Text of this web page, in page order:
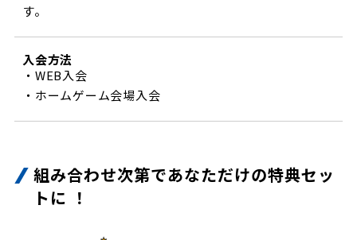
す。
入会方法
・WEB入会
・ホームゲーム会場入会
組み合わせ次第であなただけの特典セッ
トに ！